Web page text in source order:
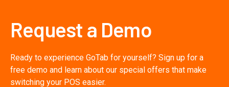
Request a Demo
Ready to experience GoTab for yourself? Sign up for a
free demo and learn about our special offers that make
switching your POS easier.